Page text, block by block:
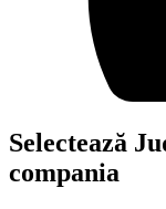
Selectează
compania